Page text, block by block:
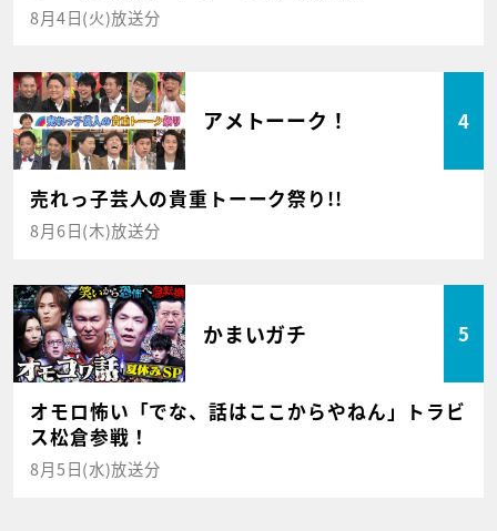
8月4日(火)放送分
アメトーーク！ 4
売れっ子芸人の貴重トーーク祭り!!
8月6日(木)放送分
かまいガチ 5
オモロ怖い「でな、話はここからやねん」トラビ
ス松倉参戦！
8月5日(水)放送分